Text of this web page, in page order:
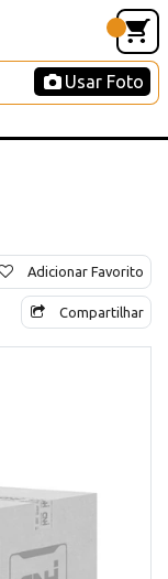
Usar Foto
Adicionar Favorito
Compartilhar